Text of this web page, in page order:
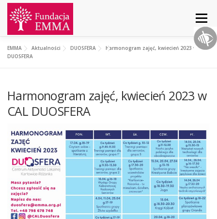
Menu
START
WSPARCIE KONTAKT
EMMA Aktualności DUOSFERA
Harmonogram zajęć, kwiecień 2023 w CAL
DUOSFERA
Harmonogram zajęć, kwiecień 2023 w
CAL DUOSFERA